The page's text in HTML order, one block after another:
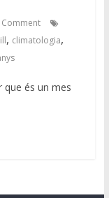
Comment
, climatologia,
que és un mes